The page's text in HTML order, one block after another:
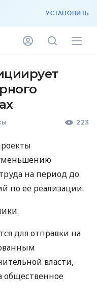
УСТАНОВИТЬ
223
на период до
по ее реализации.
для отправки на
власти,
общественное